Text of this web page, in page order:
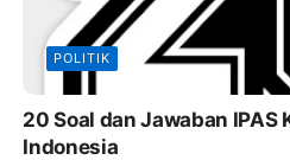
POLITIK
20 Soal dan Jawaban IPAS
Indonesia